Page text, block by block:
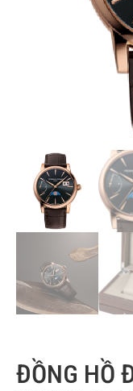
ĐỒNG HỒ